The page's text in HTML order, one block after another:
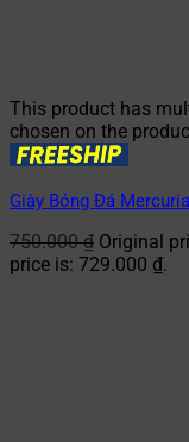
This product has
chosen on the
Giày Bóng Đá
750.000₫ Original
price is: 729.000 ₫.